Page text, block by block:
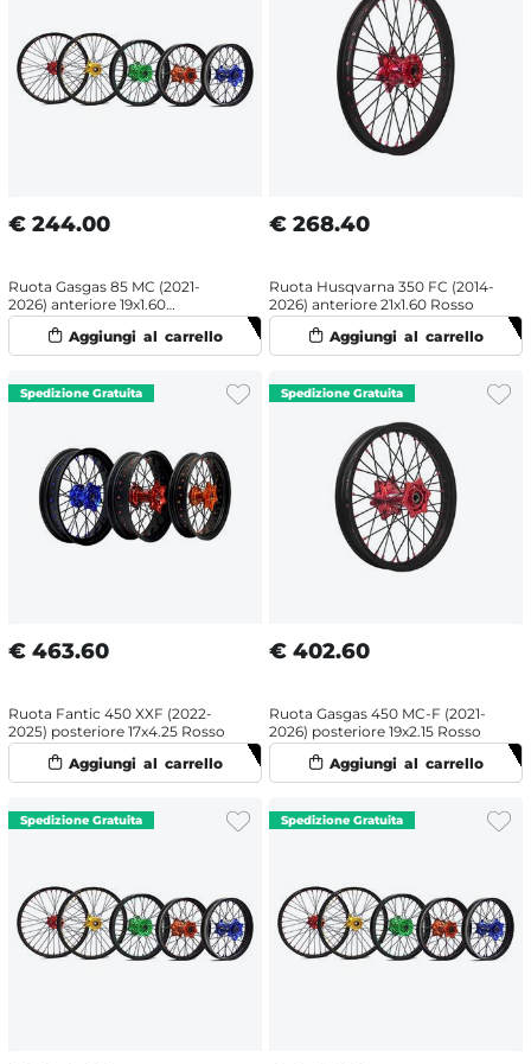
€ 244.00
Ruota Gasgas 85 MC (2021-
2026) anteriore 19x1.60
Arancione
€ 268.40
Ruota Husqvarna 350 FC (2014-
2026) anteriore 21x1.60 Rosso
€ 463.60
Ruota Fantic 450 XXF (2022-
2025) posteriore 17x4.25 Rosso
€ 402.60
Ruota Gasgas 450 MC-F (2021-
2026) posteriore 19x2.15 Rosso